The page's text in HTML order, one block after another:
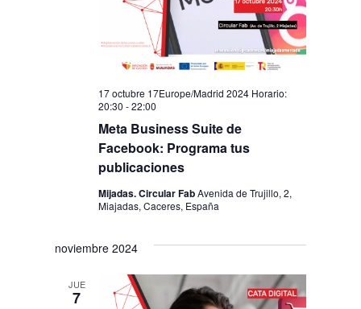
Meta Business Suite de
Facebook: Programa tus
publicaciones
17 octubre 17Europe/Madrid 2024 Horario:
20:30 -22:00
Mijadas. Circular FabAvenida de Trujillo, 2,
Miajadas, Caceres, España
noviembre 2024
JUE
7